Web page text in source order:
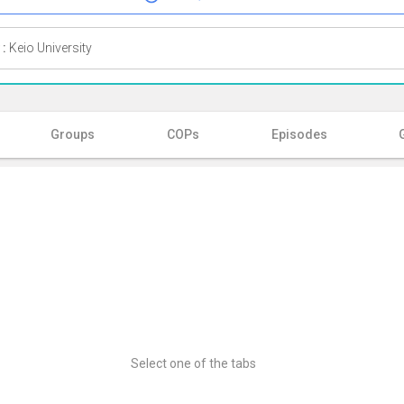
Keio University
Groups COPs Episodes
Select one of the tabs